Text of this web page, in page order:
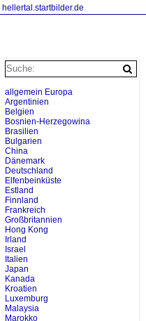
hellertal.startbilder.de
allgemein Europa
Argentinien
Belgien
Bosnien-Herzegowina
Brasilien
Bulgarien
China
Dänemark
Deutschland
Elfenbeinküste
Estland
Finnland
Frankreich
Großbritannien
Hong Kong
Irland
Israel
Italien
Japan
Kanada
Kroatien
Luxemburg
Malaysia
Marokko